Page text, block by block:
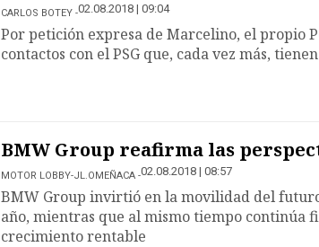
CARLOS BOTEY 02.08.2018 | 09:04
Por petición expresa de Marcelino, el propio
contactos con el PSG que, cada vez más,
BMW Group reafirma las
MOTOR LOBBY-JL.OMEÑACA 02.08.2018 | 08:57
BMW Group invirtió en la movilidad del
año, mientras que al mismo tiempo continúa
crecimiento rentable